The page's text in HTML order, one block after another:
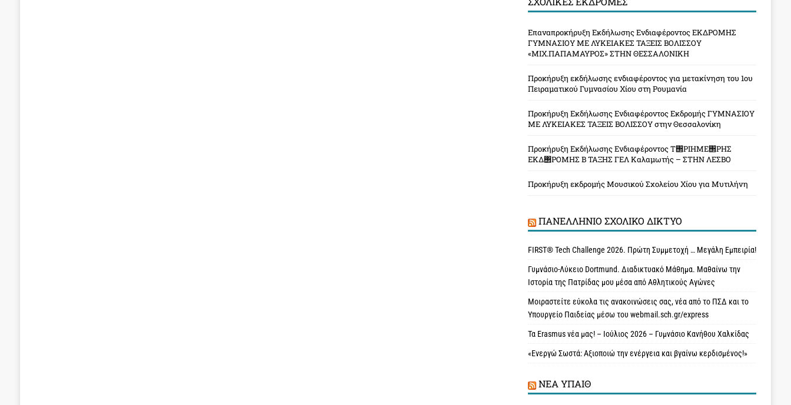
Επαναπροκήρυξη Εκδήλωσης Ενδιαφέροντος ΕΚΔΡΟΜΗΣ
ΓΥΜΝΑΣΙΟΥ ΜΕ ΛΥΚΕΙΑΚΕΣ ΤΑΞΕΙΣ ΒΟΛΙΣΣΟΥ
«ΜΙΧ.ΠΑΠΑΜΑΥΡΟΣ» ΣΤΗΝ ΘΕΣΣΑΛΟΝΙΚΗ
Προκήρυξη εκδήλωσης ενδιαφέροντος για μετακίνηση του 1ου
Πειραματικού Γυμνασίου Χίου στη Ρουμανία
Προκήρυξη Εκδήλωσης Ενδιαφέροντος Εκδρομής ΓΥΜΝΑΣΙΟΥ
ΜΕ ΛΥΚΕΙΑΚΕΣ ΤΑΞΕΙΣ ΒΟΛΙΣΣΟΥ στην Θεσσαλονίκη
Προκήρυξη Εκδήλωσης Ενδιαφέροντος Τ΢ΡΙΗΜΕ΢ΡΗΣ
ΕΚΔ΢ΡΟΜΗΣ Β ΤΑΞΗΣ ΓΕΛ Καλαμωτής – ΣΤΗΝ ΛΕΣΒΟ
Προκήρυξη εκδρομής Μουσικού Σχολείου Χίου για Μυτιλήνη
ΠΑΝΕΛΛΉΝΙΟ ΣΧΟΛΙΚΌ ΔΊΚΤΥΟ
FIRST® Tech Challenge 2026. Πρώτη Συμμετοχή … Μεγάλη Εμπειρία!
Γυμνάσιο-Λύκειο Dortmund. Διαδικτυακό Μάθημα. Μαθαίνω την
Ιστορία της Πατρίδας μου μέσα από Αθλητικούς Αγώνες
Μοιραστείτε εύκολα τις ανακοινώσεις σας, νέα από το ΠΣΔ και το
Υπουργείο Παιδείας μέσω του webmail.sch.gr/express
Τα Erasmus νέα μας! – Ιούλιος 2026 – Γυμνάσιο Κανήθου Χαλκίδας
«Ενεργώ Σωστά: Αξιοποιώ την ενέργεια και βγαίνω κερδισμένος!»
ΝΈΑ ΥΠAΙΘ